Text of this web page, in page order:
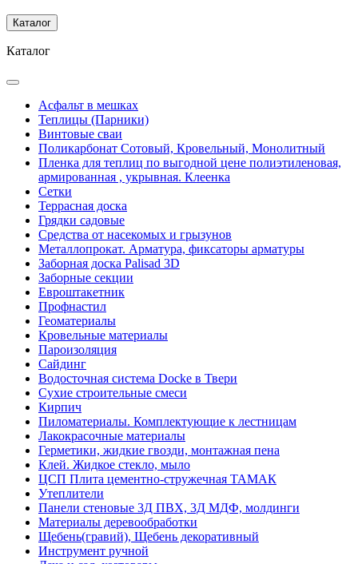
Каталог
Каталог
Асфальт в мешках
Теплицы (Парники)
Винтовые сваи
Поликарбонат Сотовый, Кровельный, Монолитный
Пленка для теплиц по выгодной цене полиэтиленовая,
армированная , укрывная. Клеенка
Сетки
Террасная доска
Грядки садовые
Средства от насекомых и грызунов
Металлопрокат. Арматура, фиксаторы арматуры
Заборная доска Palisad 3D
Заборные секции
Евроштакетник
Профнастил
Геоматериалы
Кровельные материалы
Пароизоляция
Сайдинг
Водосточная система Docke в Твери
Сухие строительные смеси
Кирпич
Пиломатериалы. Комплектующие к лестницам
Лакокрасочные материалы
Герметики, жидкие гвозди, монтажная пена
Клей. Жидкое стекло, мыло
ЦСП Плита цементно-стружечная ТАМАК
Утеплители
Панели стеновые 3Д ПВХ, 3Д МДФ, молдинги
Материалы деревообработки
Щебень(гравий), Щебень декоративный
Инструмент ручной